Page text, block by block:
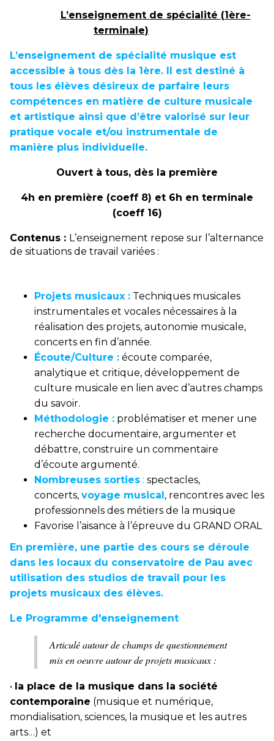
L’enseignement de spécialité (1ère-
terminale)
L’enseignement de spécialité musique est
accessible à tous dès la 1ère. Il est destiné à
tous les élèves désireux de parfaire leurs
compétences en matière de culture musicale
et artistique ainsi que d’être valorisé sur leur
pratique vocale et/ou instrumentale de
manière plus individuelle.
Ouvert à tous, dès la première
4h en première (coeff 8) et 6h en terminale
(coeff 16)
Contenus : L’enseignement repose sur l ’alternance
de situations de travail variées :
Projets musicaux : Techniques musicales
instrumentales et vocales nécessaires à la
réalisation des projets, autonomie musicale,
concerts en fin d’année.
Écoute/Culture : écoute comparée,
analytique et critique, développement de
culture musicale en lien avec d ’autres champs
du savoir.
Méthodologie : problématiser et mener une
recherche documentaire, argumenter et
débattre, construire un commentaire
d’écoute argumenté.
Nombreuses sorties : spectacles,
concerts, voyage musical , rencontres avec les
professionnels des métiers de la musique
Favorise l’aisance à l’épreuve du GRAND ORAL
En première, une partie des cours se déroule
dans les locaux du conservatoire de Pau avec
utilisation des studios de travail pour les
projets musicaux des élèves.
Le Programme d'enseignement
Articulé autour de champs de questionnement
mis en oeuvre autour de projets musicaux :
• la place de la musique dans la société
contemporaine (musique et numérique,
mondialisation, sciences, la musique et les autres
arts…) et